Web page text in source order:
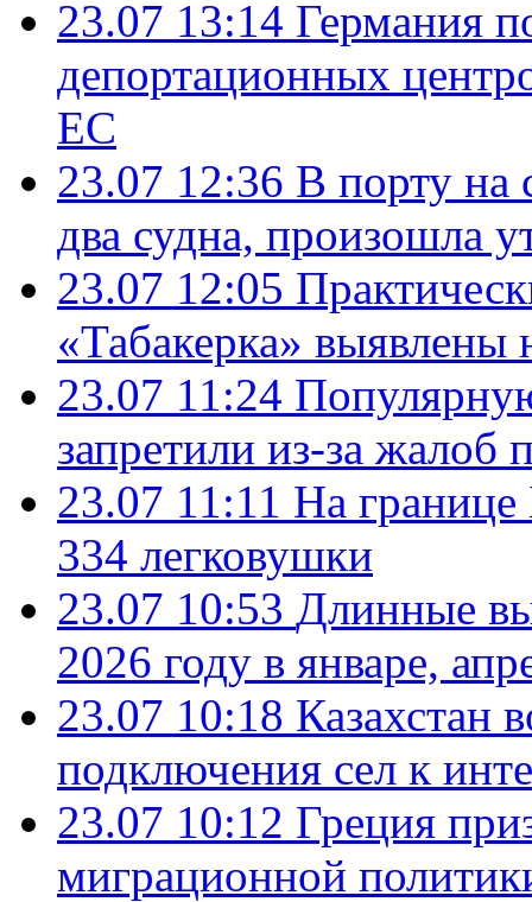
23.07 13:14 Германия
депортационных
ЕС
23.07 12:36 В порту на
два судна, произошла
23.07 12:05
«Табакерка»
23.07 11:24
запретили из-за жалоб
23.07 11:11 На границе
334 легковушки
23.07 10:53 Длинные
2026 году в январе,
23.07 10:18 Казахстан
подключения сел к
23.07 10:12 Греция
миграционной